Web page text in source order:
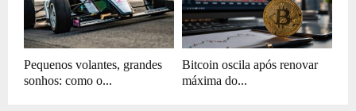
Pequenos volantes, grandes
sonhos: como o...
Bitcoin oscila após renovar
máxima do...